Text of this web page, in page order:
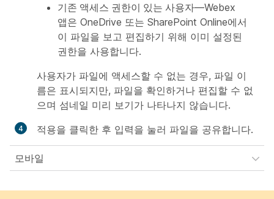
기존 액세스 권한이 있는 사용자—Webex
앱은 OneDrive 또는 SharePoint Online에서
이 파일을 보고 편집하기 위해 이미 설정된
권한을 사용합니다.
사용자가 파일에 액세스할 수 없는 경우, 파일 이
름은 표시되지만, 파일을 확인하거나 편집할 수 없
으며 섬네일 미리 보기가 나타나지 않습니다.
적용을 클릭한 후 입력을 눌러 파일을 공유합니다.
모바일